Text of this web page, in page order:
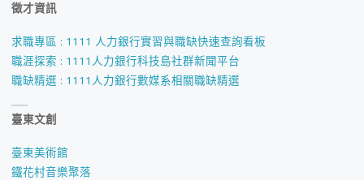
徵才資訊
求職專區 : 1111 人力銀行實習與職缺快速查詢看板
職涯探索 : 1111人力銀行科技島社群新聞平台
職缺精選 : 1111人力銀行數媒系相關職缺精選
臺東文創
臺東美術館
鐵花村音樂聚落